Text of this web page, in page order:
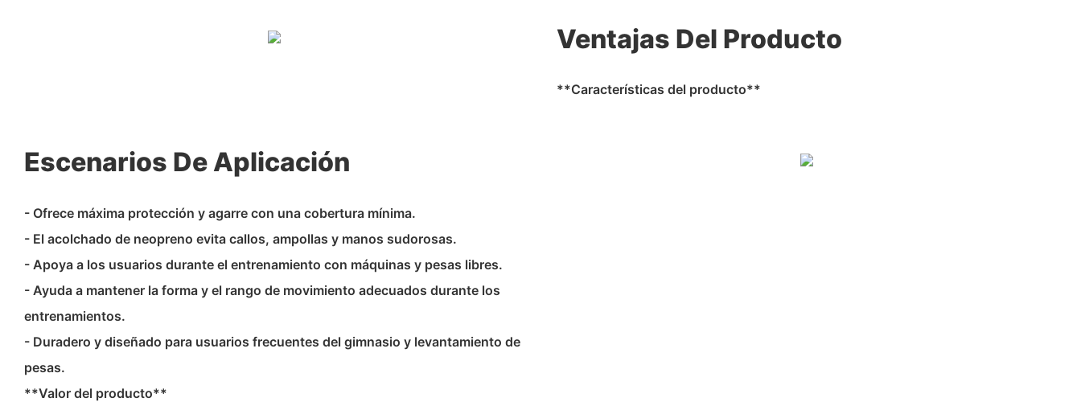
Ventajas Del Producto
**Características del producto**
Escenarios De Aplicación
- Ofrece máxima protección y agarre con una cobertura mínima.
- El acolchado de neopreno evita callos, ampollas y manos sudorosas.
- Apoya a los usuarios durante el entrenamiento con máquinas y pesas libres.
- Ayuda a mantener la forma y el rango de movimiento adecuados durante los
entrenamientos.
- Duradero y diseñado para usuarios frecuentes del gimnasio y levantamiento de
pesas.
**Valor del producto**